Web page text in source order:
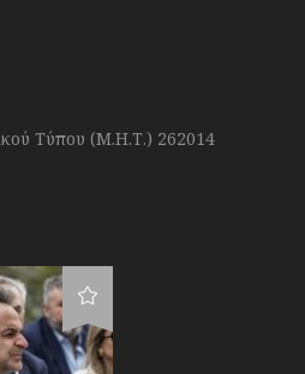
Τύπου (Μ.Η.Τ.) 262014